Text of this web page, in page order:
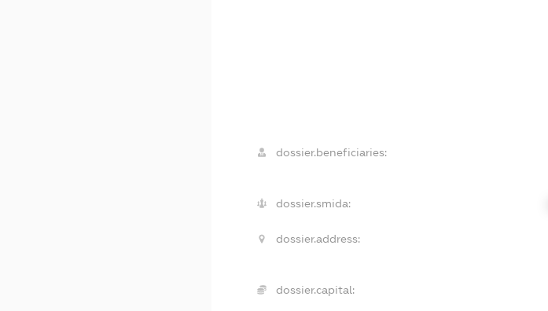
dossier.beneficiaries:
dossier.smida:
dossier.address:
dossier.capital: